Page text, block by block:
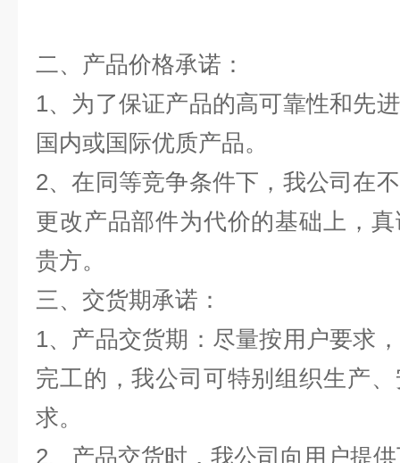
二、产品价格承诺：
1、为了保证产品的高可靠性和先
国内或国际优质产品。
2、在同等竞争条件下，我公司在
更改产品部件为代价的基础上，
贵方。
三、交货期承诺：
1、产品交货期：尽量按用户要求
完工的，我公司可特别组织生产
求。
2、产品交货时，我公司向用户